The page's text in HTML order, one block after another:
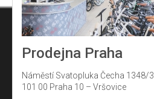
Prodejna Praha
Náměstí Svatopluka Čecha 1348/3
101 00 Praha 10 – Vršovice